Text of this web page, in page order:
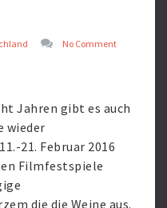
No Comment
Jahren gibt es auch
wieder
21. Februar 2016
Filmfestspiele
die die Weine aus.